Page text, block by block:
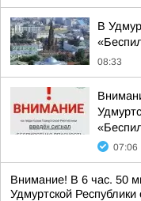
В
08:33
07:06
Внимание! В 6 час. 50
Удмуртской